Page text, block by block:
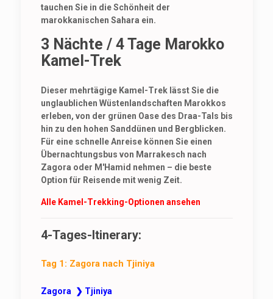
tauchen Sie in die Schönheit der
marokkanischen Sahara ein.
3 Nächte / 4 Tage Marokko
Kamel-Trek
Dieser mehrtägige Kamel-Trek lässt Sie die
unglaublichen Wüstenlandschaften Marokkos
erleben, von der grünen Oase des Draa-Tals bis
hin zu den hohen Sanddünen und Bergblicken.
Für eine schnelle Anreise können Sie einen
Übernachtungsbus von Marrakesch nach
Zagora oder M'Hamid nehmen – die beste
Option für Reisende mit wenig Zeit.
Alle Kamel-Trekking-Optionen ansehen
4-Tages-Itinerary:
Tag 1: Zagora nach Tjiniya
Zagora ❯ Tjiniya